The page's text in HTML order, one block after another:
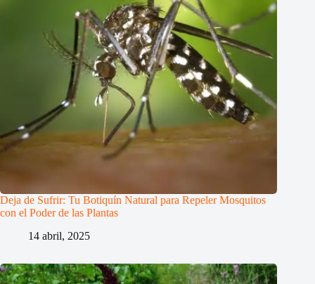
Deja de Sufrir: Tu Botiquín Natural para Repeler Mosquitos
con el Poder de las Plantas
14 abril, 2025